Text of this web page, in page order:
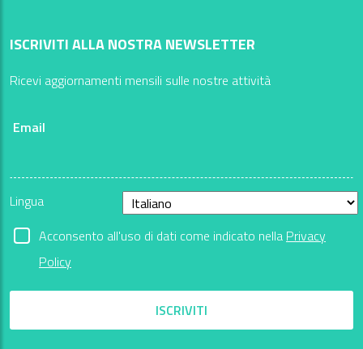
ISCRIVITI ALLA NOSTRA NEWSLETTER
Ricevi aggiornamenti mensili sulle nostre attività
Email
Lingua
Acconsento all'uso di dati come indicato nella Privacy
Policy
ISCRIVITI